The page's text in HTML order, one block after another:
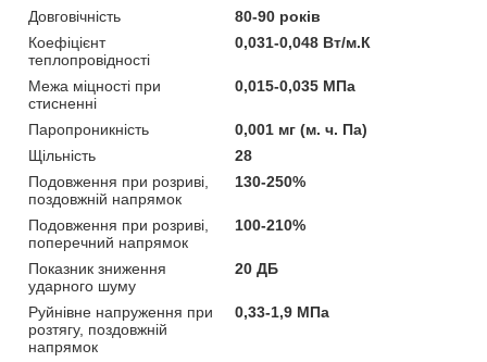
Довговічність
80-90 років
Коефіцієнт
теплопровідності
0,031-0,048 Вт/м.К
Межа міцності при
стисненні
0,015-0,035 МПа
Паропроникність
0,001 мг (м. ч. Па)
Щільність
28
Подовження при розриві,
поздовжній напрямок
130-250%
Подовження при розриві,
поперечний напрямок
100-210%
Показник зниження
ударного шуму
20 ДБ
Руйнівне напруження при
розтягу, поздовжній
напрямок
0,33-1,9 МПа